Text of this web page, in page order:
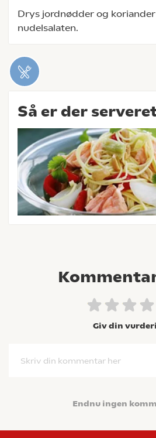
Drys jordnødder og
nudelsalaten.
Så er der
Giv din
Skriv din kommentar her
Endnu ingen